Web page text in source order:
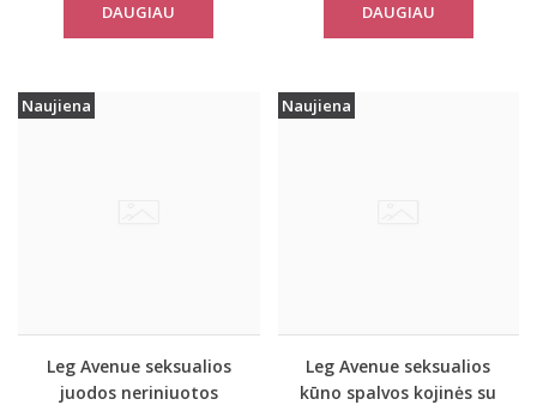
DAUGIAU DAUGIAU
Naujiena
Leg Avenue seksualios
juodos neriniuotos
Naujiena
Leg Avenue seksualios
kūno spalvos kojinės su